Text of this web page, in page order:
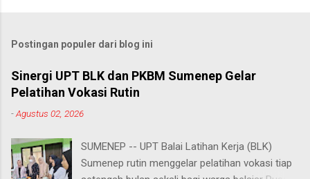
Postingan populer dari blog ini
Sinergi UPT BLK dan PKBM Sumenep Gelar
Pelatihan Vokasi Rutin
-Agustus 02, 2026
SUMENEP -- UPT Balai Latihan Kerja (BLK)
Sumenep rutin menggelar pelatihan vokasi tiap